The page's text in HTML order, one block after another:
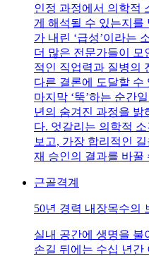
인정 과정에서 의학적
게 해석될 수 있는지를
가 내린 ‘급성’이라는
더 많은 전문가들이 모
적인 직업력과 질병의
다른 결론에 도달할 수
마지막 ‘뚝’하는 순간
년의 숨겨진 과정을 밝
다. 엇갈리는 의학적
보고, 가장 합리적인
재 승인의 결과를 바꿀
근골격계
50년 경력 내장목수의
실내 공간에 생명을 불
손길 뒤에는 수십 년간